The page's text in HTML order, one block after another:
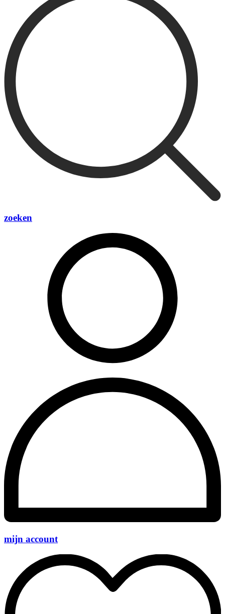
zoeken
mijn account